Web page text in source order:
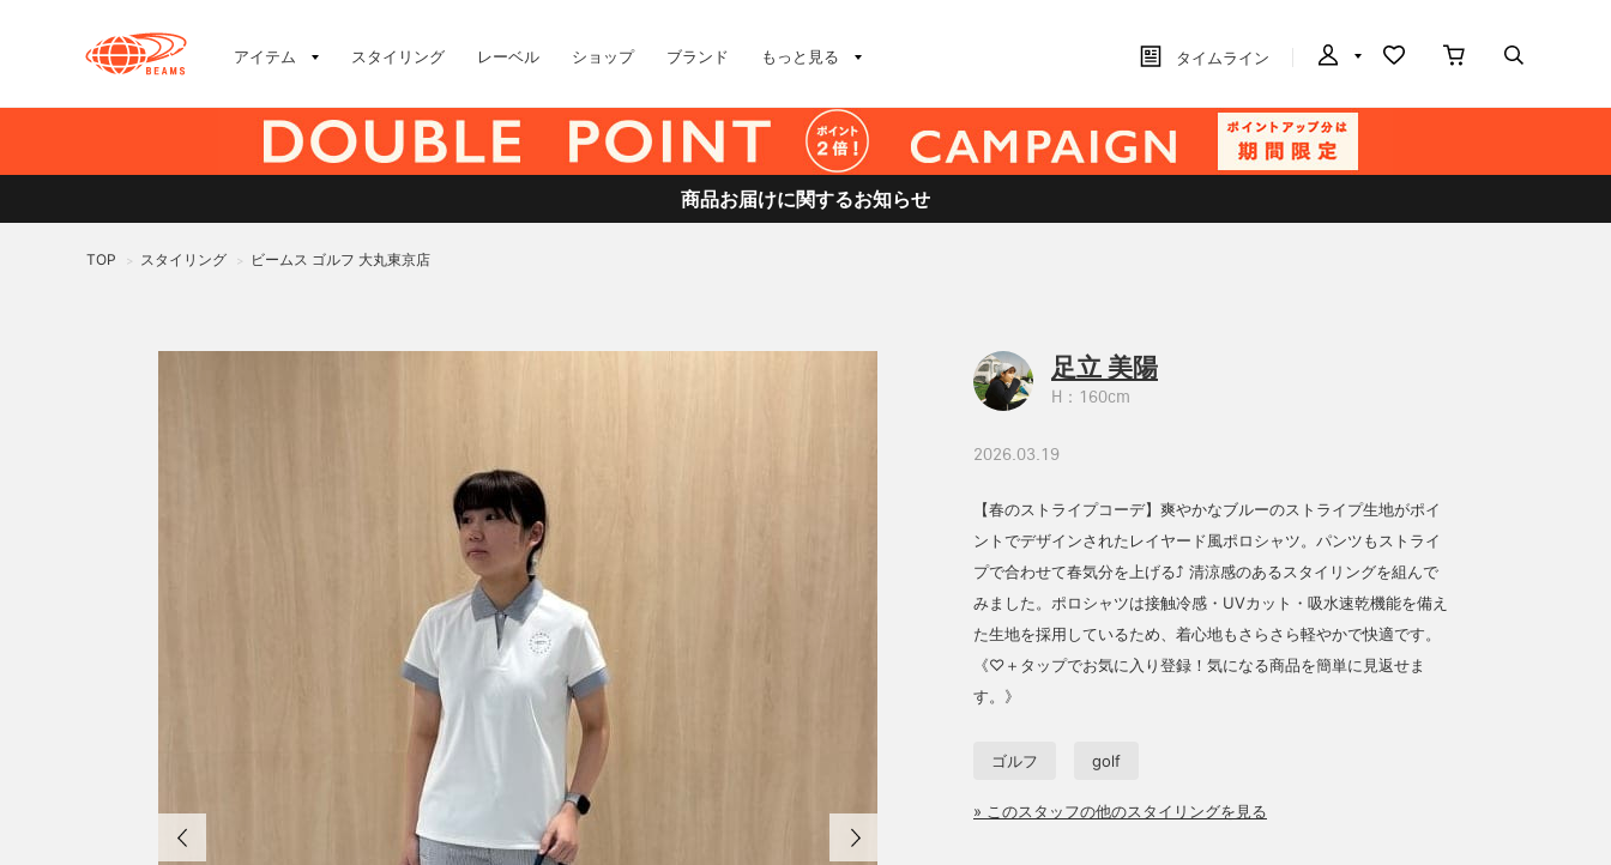
アイテム スタイリング レーベル ショップ ブランド もっと見る タイムライン
商品お届けに関するお知らせ
TOP > スタイリング > ビームス ゴルフ 大丸東京店
足立 美陽
H：160cm
2026.03.19
【春のストライプコーデ】爽やかなブルーのストライプ生地がポイ
ントでデザインされたレイヤード風ポロシャツ。パンツもストライ
プで合わせて春気分を上げる⤴︎ 清涼感のあるスタイリングを組んで
みました。ポロシャツは接触冷感・UVカット・吸水速乾機能を備え
た生地を採用しているため、着心地もさらさら軽やかで快適です。
《♡＋タップでお気に入り登録！気になる商品を簡単に見返せま
す。》
ゴルフ golf
» このスタッフの他のスタイリングを見る